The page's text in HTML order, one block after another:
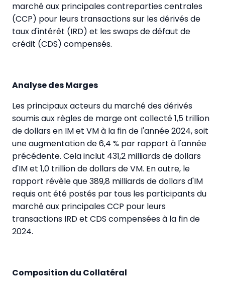
marché aux principales contreparties centrales
(CCP) pour leurs transactions sur les dérivés de
taux d'intérêt (IRD) et les swaps de défaut de
crédit (CDS) compensés.
Analyse des Marges
Les principaux acteurs du marché des dérivés
soumis aux règles de marge ont collecté 1,5 trillion
de dollars en IM et VM à la fin de l'année 2024, soit
une augmentation de 6,4 % par rapport à l'année
précédente. Cela inclut 431,2 milliards de dollars
d'IM et 1,0 trillion de dollars de VM. En outre, le
rapport révèle que 389,8 milliards de dollars d'IM
requis ont été postés par tous les participants du
marché aux principales CCP pour leurs
transactions IRD et CDS compensées à la fin de
2024.
Composition du Collatéral